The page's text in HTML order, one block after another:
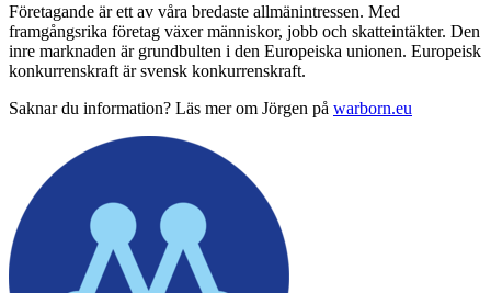
Företagande är ett av våra bredaste allmänintressen. Med
framgångsrika företag växer människor, jobb och skatteintäkter. Den
inre marknaden är grundbulten i den Europeiska unionen. Europeisk
konkurrenskraft är svensk konkurrenskraft.
Saknar du information? Läs mer om Jörgen på warborn.eu